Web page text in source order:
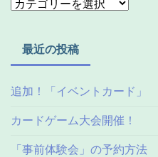
最近の投稿
追加！「イベントカード」
カードゲーム大会開催！
「事前体験会」の予約方法